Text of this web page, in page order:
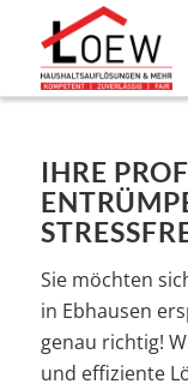
IHRE
Sie möchten
in Ebhausen
genau richtig!
und effiziente